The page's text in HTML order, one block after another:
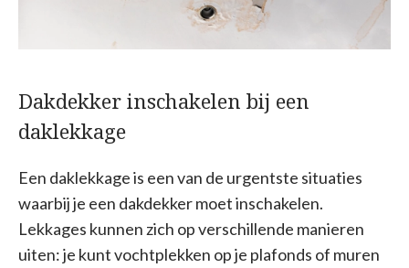
Dakdekker inschakelen bij een
daklekkage
Een daklekkage is een van de urgentste situaties
waarbij je een dakdekker moet inschakelen.
Lekkages kunnen zich op verschillende manieren
uiten: je kunt vochtplekken op je plafonds of muren